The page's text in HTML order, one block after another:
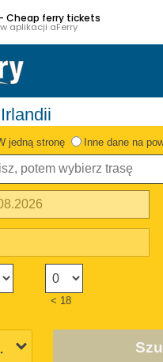
Cheap ferry tickets
aplikacji aFerry
jedną stronę Inne dane na
< 18